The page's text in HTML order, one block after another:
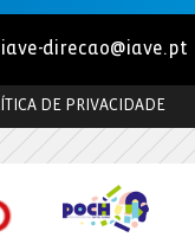
iave-direcao@iave.pt
DE PRIVACIDADE